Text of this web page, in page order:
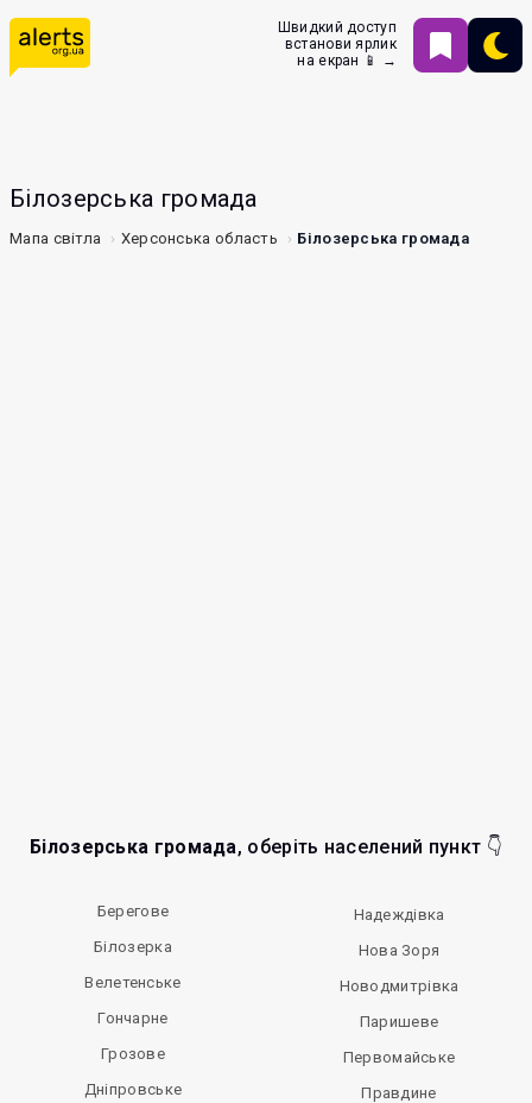
Швидкий доступ
встанови ярлик
на екран 📱 →
Білозерська громада
Мапа світла Херсонська область Білозерська громада
Білозерська громада, оберіть населений пункт 👇
Берегове
Білозерка
Велетенське
Гончарне
Грозове
Дніпровське
Надеждівка
Нова Зоря
Новодмитрівка
Паришеве
Первомайське
Правдине